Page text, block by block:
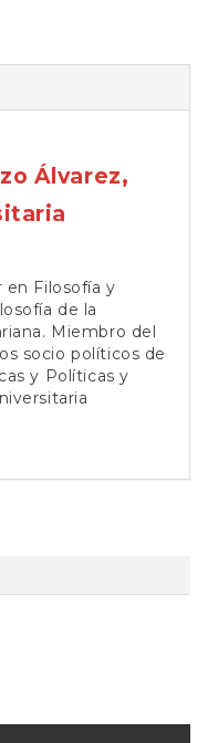
Álvarez,
en Filosofía y
de la
Miembro del
socio políticos de
y Políticas y